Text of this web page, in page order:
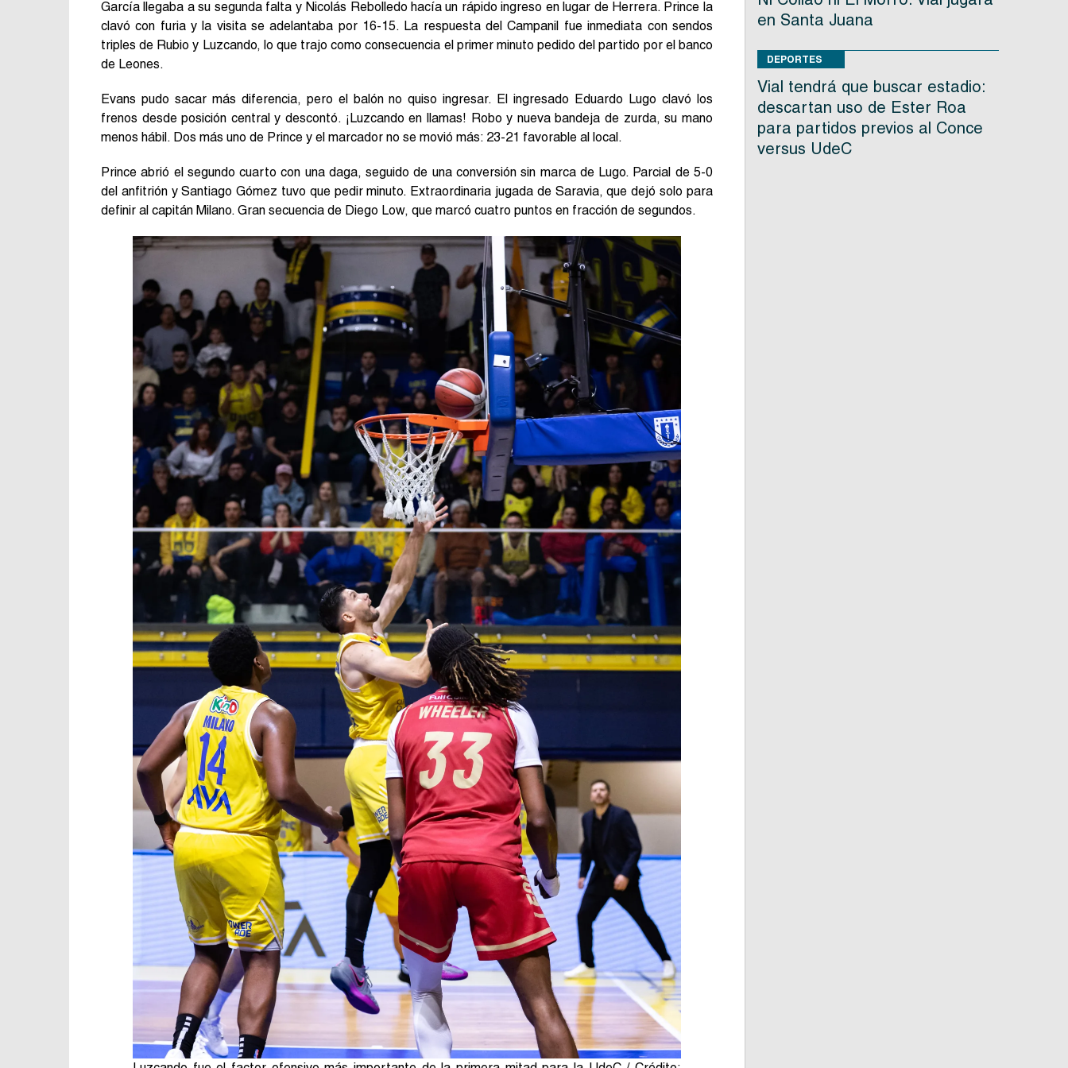
García llegaba a su segunda falta y Nicolás Rebolledo hacía un rápido ingreso en lugar de Herrera. Prince la
clavó con furia y la visita se adelantaba por 16-15. La respuesta del Campanil fue inmediata con sendos
triples de Rubio y Luzcando, lo que trajo como consecuencia el primer minuto pedido del partido por el banco
de Leones.
Evans pudo sacar más diferencia, pero el balón no quiso ingresar. El ingresado Eduardo Lugo clavó los
frenos desde posición central y descontó. ¡Luzcando en llamas! Robo y nueva bandeja de zurda, su mano
menos hábil. Dos más uno de Prince y el marcador no se movió más: 23-21 favorable al local.
Prince abrió el segundo cuarto con una daga, seguido de una conversión sin marca de Lugo. Parcial de 5-0
del anfitrión y Santiago Gómez tuvo que pedir minuto. Extraordinaria jugada de Saravia, que dejó solo para
definir al capitán Milano. Gran secuencia de Diego Low, que marcó cuatro puntos en fracción de segundos.
en Santa Juana
DEPORTES
Vial tendrá que buscar estadio:
descartan uso de Ester Roa
para partidos previos al Conce
versus UdeC